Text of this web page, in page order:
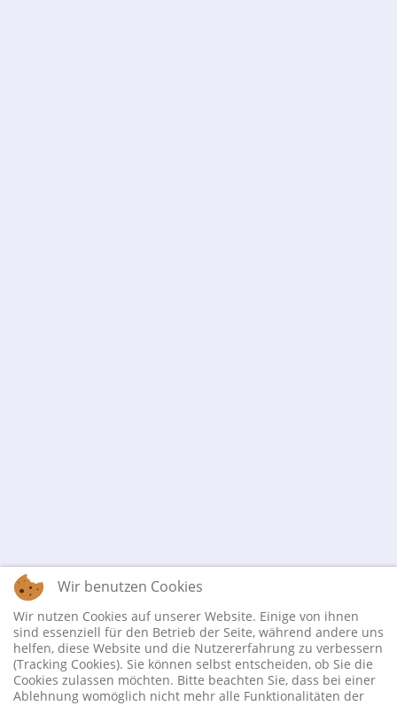
Wir benutzen Cookies
Wir nutzen Cookies auf unserer Website. Einige von ihnen
sind essenziell für den Betrieb der Seite, während andere uns
helfen, diese Website und die Nutzererfahrung zu verbessern
(Tracking Cookies). Sie können selbst entscheiden, ob Sie die
Cookies zulassen möchten. Bitte beachten Sie, dass bei einer
Ablehnung womöglich nicht mehr alle Funktionalitäten der